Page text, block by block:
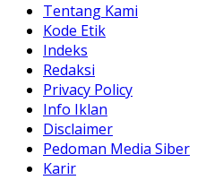
Tentang Kami
Kode Etik
Indeks
Redaksi
Privacy Policy
Info Iklan
Disclaimer
Pedoman Media Siber
Karir